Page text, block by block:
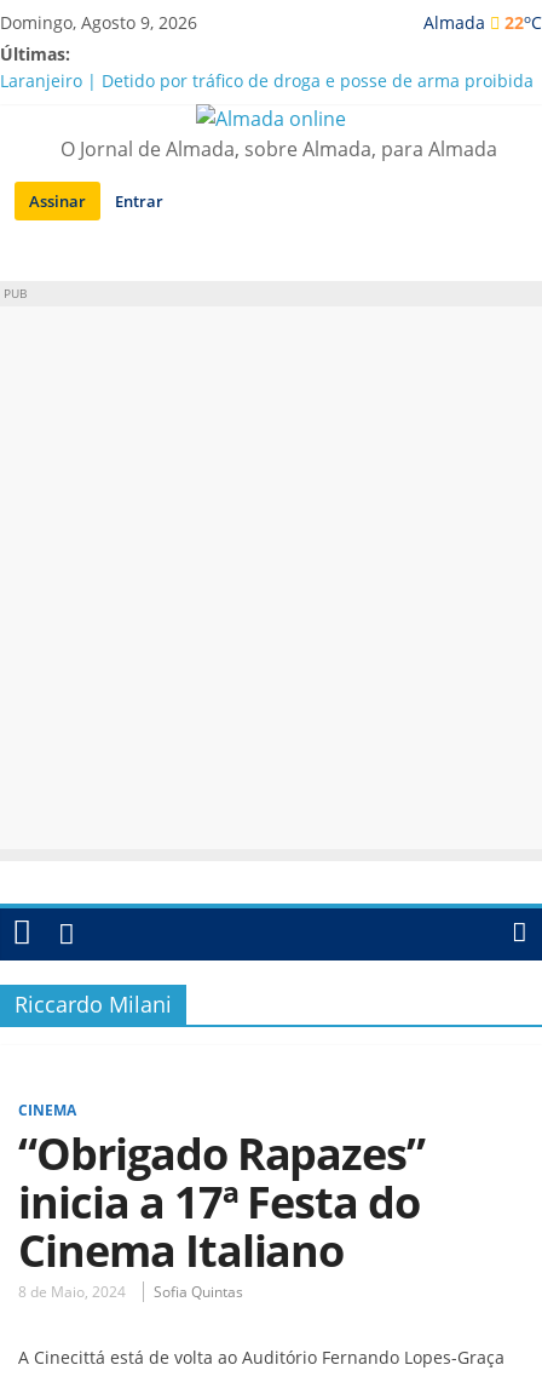
Saltar
para
conteúdo
Almada 22oC
Domingo, Agosto 9, 2026
Últimas:
Laranjeiro | Detido por tráfico de droga e posse de arma proibida
A “crise” da água em Almada: ilações e ensinamentos necessários
Costa da Caparica | Polícia Marítima e ASAE detectam
irregularidades em habitações e restaurantes
APA diz que falta de água em Almada “foi um problema de má
O Jornal de Almada, sobre Almada, para Almada
Assinar Entrar
PUB
Riccardo Milani
CINEMA
“Obrigado Rapazes”
inicia a 17ª Festa do
Cinema Italiano
8 de Maio, 2024 Sofia Quintas
A Cinecittá está de volta ao Auditório Fernando Lopes-Graça